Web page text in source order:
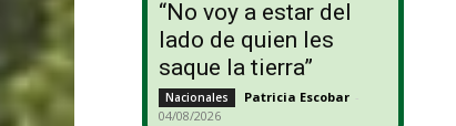
“No voy a estar del
lado de quien les
saque la tierra”
Nacionales Patricia Escobar -
04/08/2026